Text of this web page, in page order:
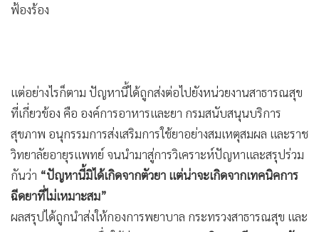
ฟ้องร้อง
แต่อย่างไรก็ตาม ปัญหานี้ได้ถูกส่งต่อไปยังหน่วยงานสาธารณสุข
ที่เกี่ยวข้อง คือ องค์การอาหารและยา กรมสนับสนุนบริการ
สุขภาพ อนุกรรมการส่งเสริมการใช้ยาอย่างสมเหตุสมผล และราช
วิทยาลัยอายุรแพทย์ จนนำมาสู่การวิเคราะห์ปัญหาและสรุปร่วม
กันว่า “ปัญหานี้มิได้เกิดจากตัวยา แต่น่าจะเกิดจากเทคนิคการ
ฉีดยาที่ไม่เหมาะสม”
ผลสรุปได้ถูกนำส่งให้กองการพยาบาล กระทรวงสาธารณสุข และ